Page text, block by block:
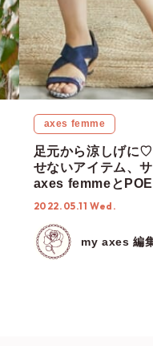
axes femme
足元から涼しげに
せないアイテム、
axes femmeと
新作をご紹介！
2022.05.11 Wed.
my axes 編